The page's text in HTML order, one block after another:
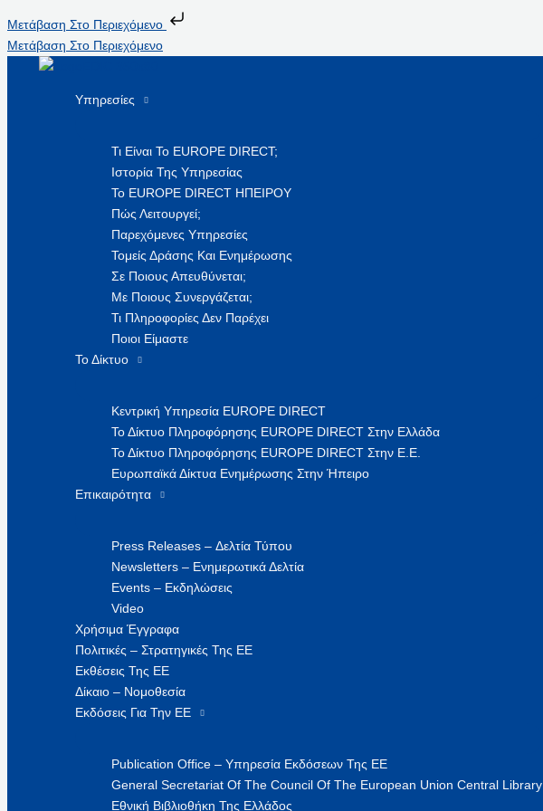
Μετάβαση Στο Περιεχόμενο
Μετάβαση Στο Περιεχόμενο
Υπηρεσίες
Τι Είναι Το EUROPE DIRECT;
Ιστορία Της Υπηρεσίας
Το EUROPE DIRECT ΗΠΕΙΡΟΥ
Πώς Λειτουργεί;
Παρεχόμενες Υπηρεσίες
Τομείς Δράσης Και Ενημέρωσης
Σε Ποιους Απευθύνεται;
Με Ποιους Συνεργάζεται;
Τι Πληροφορίες Δεν Παρέχει
Ποιοι Είμαστε
Το Δίκτυο
Κεντρική Υπηρεσία EUROPE DIRECT
Το Δίκτυο Πληροφόρησης EUROPE DIRECT Στην Ελλάδα
Το Δίκτυο Πληροφόρησης EUROPE DIRECT Στην Ε.Ε.
Ευρωπαϊκά Δίκτυα Ενημέρωσης Στην Ήπειρο
Επικαιρότητα
Press Releases – Δελτία Τύπου
Newsletters – Ενημερωτικά Δελτία
Events – Εκδηλώσεις
Video
Χρήσιμα Έγγραφα
Πολιτικές – Στρατηγικές Της ΕΕ
Εκθέσεις Της ΕΕ
Δίκαιο – Νομοθεσία
Εκδόσεις Για Την ΕΕ
Publication Office – Υπηρεσία Εκδόσεων Της ΕΕ
General Secretariat Of The Council Of The European Union Central Library
Εθνική Βιβλιοθήκη Της Ελλάδος